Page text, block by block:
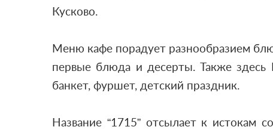
Кусково.
Меню кафе порадует разнообразием
первые блюда и десерты.Также здесь
банкет, фуршет, детский праздник.
Название “1715” отсылает к истокам